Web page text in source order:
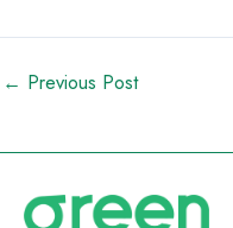
← Previous Post